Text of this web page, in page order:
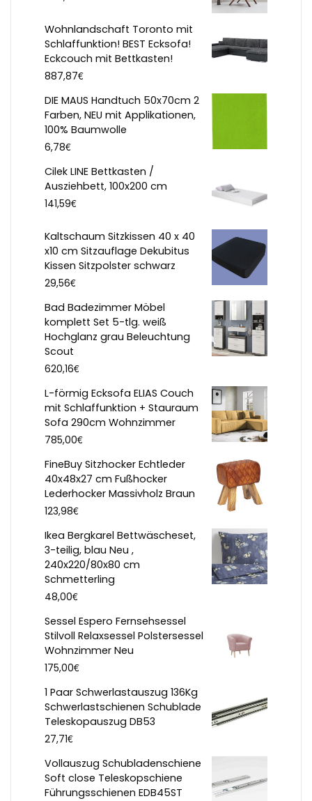
Wohnlandschaft Toronto mit
Schlaffunktion! BEST Ecksofa!
Eckcouch mit Bettkasten!
887,87€
DIE MAUS Handtuch 50x70cm 2
Farben, NEU mit Applikationen,
100% Baumwolle
6,78€
Cilek LINE Bettkasten /
Ausziehbett, 100x200 cm
141,59€
Kaltschaum Sitzkissen 40 x 40
x10 cm Sitzauflage Dekubitus
Kissen Sitzpolster schwarz
29,56€
Bad Badezimmer Möbel
komplett Set 5-tlg. weiß
Hochglanz grau Beleuchtung
Scout
620,16€
L-förmig Ecksofa ELIAS Couch
mit Schlaffunktion + Stauraum
Sofa 290cm Wohnzimmer
785,00€
FineBuy Sitzhocker Echtleder
40x48x27 cm Fußhocker
Lederhocker Massivholz Braun
123,98€
Ikea Bergkarel Bettwäscheset,
3-teilig, blau Neu ,
240x220/80x80 cm
Schmetterling
48,00€
Sessel Espero Fernsehsessel
Stilvoll Relaxsessel Polstersessel
Wohnzimmer Neu
175,00€
1 Paar Schwerlastauszug 136Kg
Schwerlastschienen Schublade
Teleskopauszug DB53
27,71€
Vollauszug Schubladenschiene
Soft close Teleskopschiene
Führungsschienen EDB45ST